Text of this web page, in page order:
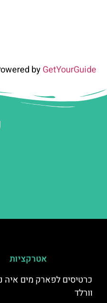
byGetYourGuide
אטרקציות
כרטיסים לפארק מים איה
וורלד